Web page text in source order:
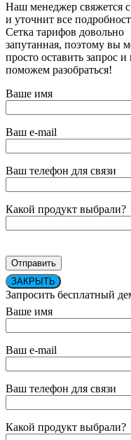
Наш менеджер свяжется
и уточнит все
Сетка тарифов довольно
запутанная, поэтому вы
просто оставить запрос
поможем разобраться!
Ваше имя
Ваш e-mail
Ваш телефон для связи
Какой продукт выбрали?
ЗАКРЫТЬ
Запросить бесплатный
Ваше имя
Ваш e-mail
Ваш телефон для связи
Какой продукт выбрали?